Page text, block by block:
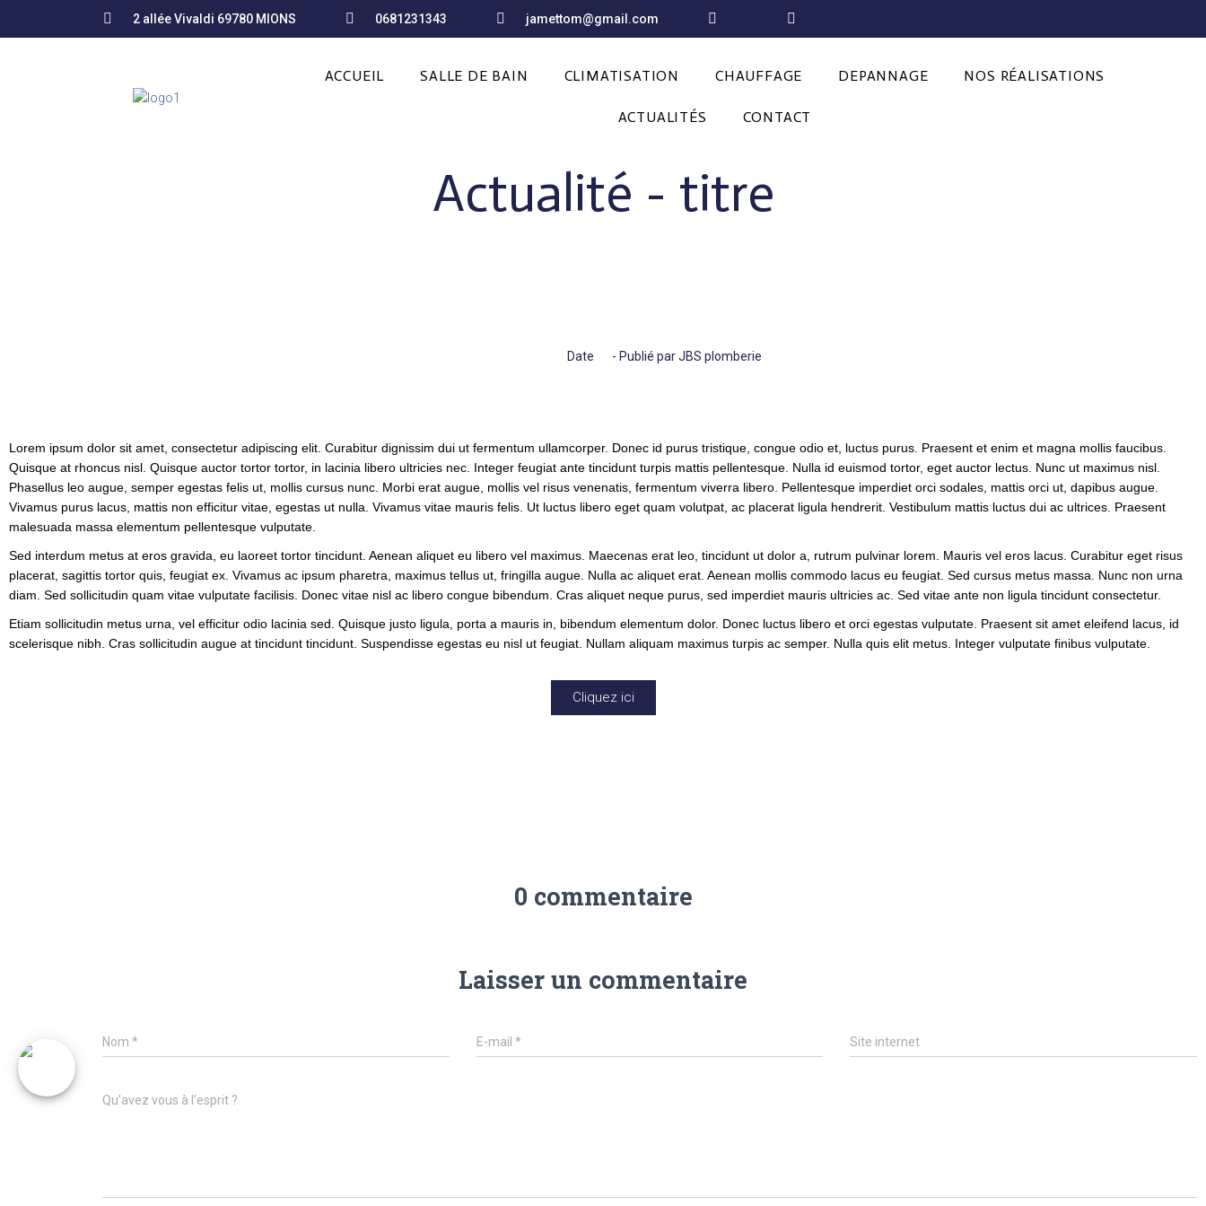
2 allée Vivaldi 69780 MIONS 0681231343 jamettom@gmail.com
ACCUEIL SALLE DE BAIN CLIMATISATION CHAUFFAGE DEPANNAGE NOS RÉALISATIONS
ACTUALITÉS CONTACT
Actualité - titre
Date - Publié par JBS plomberie
Lorem ipsum dolor sit amet, consectetur adipiscing elit. Curabitur dignissim dui ut fermentum ullamcorper. Donec id purus tristique, congue odio et, luctus purus. Praesent et enim et magna mollis faucibus.
Quisque at rhoncus nisl. Quisque auctor tortor tortor, in lacinia libero ultricies nec. Integer feugiat ante tincidunt turpis mattis pellentesque. Nulla id euismod tortor, eget auctor lectus. Nunc ut maximus nisl.
Phasellus leo augue, semper egestas felis ut, mollis cursus nunc. Morbi erat augue, mollis vel risus venenatis, fermentum viverra libero. Pellentesque imperdiet orci sodales, mattis orci ut, dapibus augue.
Vivamus purus lacus, mattis non efficitur vitae, egestas ut nulla. Vivamus vitae mauris felis. Ut luctus libero eget quam volutpat, ac placerat ligula hendrerit. Vestibulum mattis luctus dui ac ultrices. Praesent
malesuada massa elementum pellentesque vulputate.
Sed interdum metus at eros gravida, eu laoreet tortor tincidunt. Aenean aliquet eu libero vel maximus. Maecenas erat leo, tincidunt ut dolor a, rutrum pulvinar lorem. Mauris vel eros lacus. Curabitur eget risus
placerat, sagittis tortor quis, feugiat ex. Vivamus ac ipsum pharetra, maximus tellus ut, fringilla augue. Nulla ac aliquet erat. Aenean mollis commodo lacus eu feugiat. Sed cursus metus massa. Nunc non urna
diam. Sed sollicitudin quam vitae vulputate facilisis. Donec vitae nisl ac libero congue bibendum. Cras aliquet neque purus, sed imperdiet mauris ultricies ac. Sed vitae ante non ligula tincidunt consectetur.
Etiam sollicitudin metus urna, vel efficitur odio lacinia sed. Quisque justo ligula, porta a mauris in, bibendum elementum dolor. Donec luctus libero et orci egestas vulputate. Praesent sit amet eleifend lacus, id
scelerisque nibh. Cras sollicitudin augue at tincidunt tincidunt. Suspendisse egestas eu nisl ut feugiat. Nullam aliquam maximus turpis ac semper. Nulla quis elit metus. Integer vulputate finibus vulputate.
Cliquez ici
0 commentaire
Laisser un commentaire
Nom * E-mail * Site internet
Qu’avez vous à l’esprit ?